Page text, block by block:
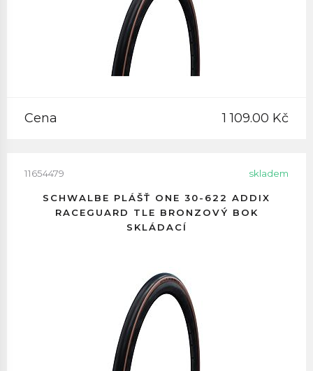
Cena 1 109.00 Kč
11654479 skladem
SCHWALBE PLÁŠŤ ONE 30-622 ADDIX
RACEGUARD TLE BRONZOVÝ BOK
SKLÁDACÍ